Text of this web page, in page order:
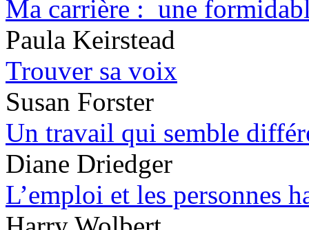
Ma carrière : une
Paula Keirstead
Trouver sa voix
Susan Forster
Un travail qui semble
Diane Driedger
L’emploi et les personnes